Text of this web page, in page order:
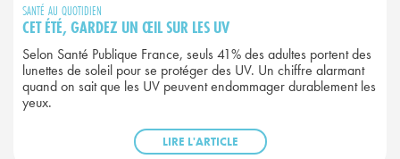
SANTÉ AU QUOTIDIEN
CET ÉTÉ, GARDEZ UN ŒIL SUR LES UV
Selon Santé Publique France, seuls 41% des adultes portent des
lunettes de soleil pour se protéger des UV. Un chiffre alarmant
quand on sait que les UV peuvent endommager durablement les
yeux.
LIRE L'ARTICLE